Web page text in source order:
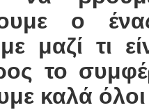
ο
μαζί τι
το
καλά όλοι